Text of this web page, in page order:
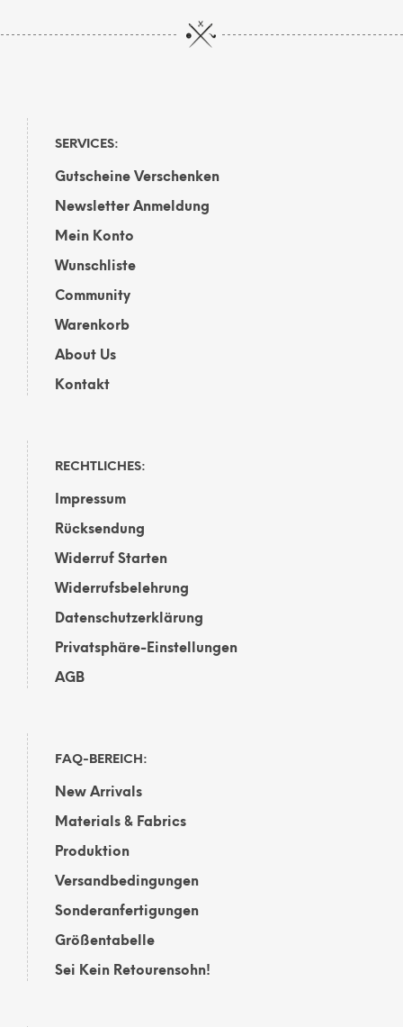
SERVICES:
Gutscheine Verschenken
Newsletter Anmeldung
Mein Konto
Wunschliste
Community
Warenkorb
About Us
Kontakt
RECHTLICHES:
Impressum
Rücksendung
Widerruf Starten
Widerrufsbelehrung
Datenschutzerklärung
Privatsphäre-Einstellungen
AGB
FAQ-BEREICH:
New Arrivals
Materials & Fabrics
Produktion
Versandbedingungen
Sonderanfertigungen
Größentabelle
Sei Kein Retourensohn!